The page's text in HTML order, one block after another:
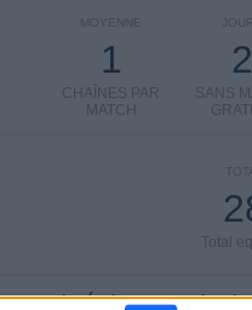
2
SANS
MOYENNE
1
CHAÎNES PAR
MATCH
Total
des équipes par nombre de